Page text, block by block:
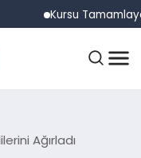
Kursu Tamamlayan
Ağırladı